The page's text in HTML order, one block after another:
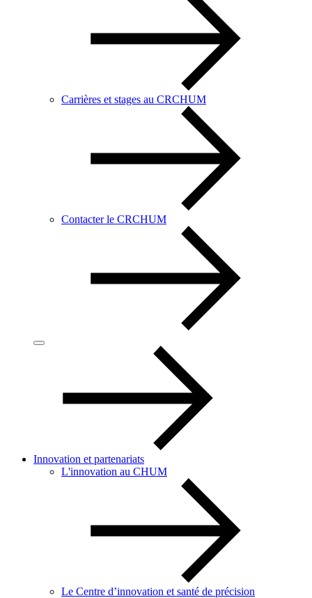
Carrières et stages au CRCHUM
Contacter le CRCHUM
Innovation et partenariats
L'innovation au CHUM
Le Centre d’innovation et santé de précision